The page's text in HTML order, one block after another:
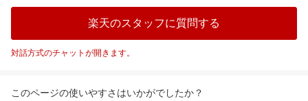
楽天のスタッフに質問する
対話方式のチャットが開きます。
このページの使いやすさはいかがでしたか？